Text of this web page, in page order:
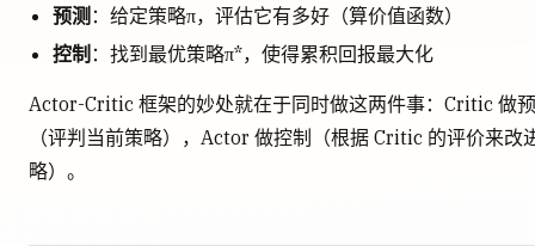
预测 ：给定策略π，评估它有多好（算价值函数）
控制 ：找到最优策略π*，使得累积回报最大化
Actor-Critic 框架的妙处就在于同时做这两件事：Critic 做
（评判当前策略），Actor 做控制（根据 Critic 的评价来改
略）。